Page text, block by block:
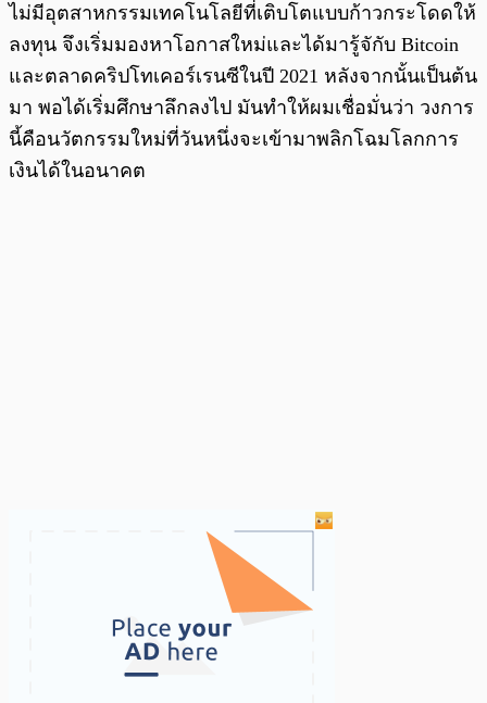
ไม่มีอุตสาหกรรมเทคโนโลยีที่เติบโตแบบก้าวกระโดดให้
ลงทุน จึงเริ่มมองหาโอกาสใหม่และได้มารู้จักับ Bitcoin
และตลาดคริปโทเคอร์เรนซีในปี 2021 หลังจากนั้นเป็นต้น
มา พอได้เริ่มศึกษาลึกลงไป มันทำให้ผมเชื่อมั่นว่า วงการ
นี้คือนวัตกรรมใหม่ที่วันหนึ่งจะเข้ามาพลิกโฉมโลกการ
เงินได้ในอนาคต